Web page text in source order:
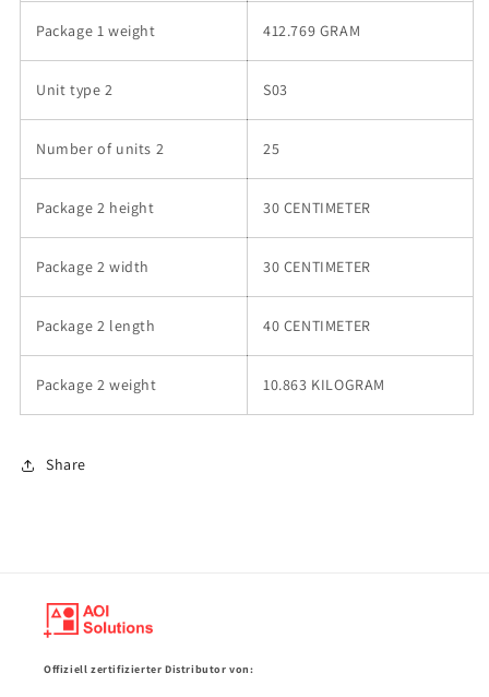
Package 1 weight 412.769 GRAM
Unit type 2 S03
Number of units 2 25
Package 2 height 30 CENTIMETER
Package 2 width 30 CENTIMETER
Package 2 length 40 CENTIMETER
Package 2 weight 10.863 KILOGRAM
Share
Offiziell zertifizierter Distributor von: